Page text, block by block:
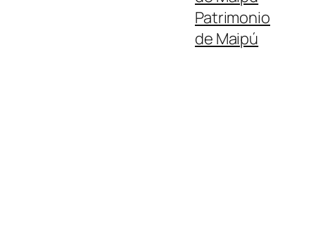
Patrimonio
de Maipú